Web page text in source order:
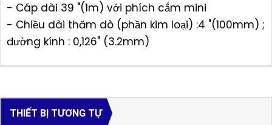
- Cáp dài 39 "(1m) với phích cắm mini
- Chiều dài thăm dò (phần kim loại) :4 "(100mm) ;
đường kính : 0,126" (3.2mm)
THIẾT BỊ TƯƠNG TỰ